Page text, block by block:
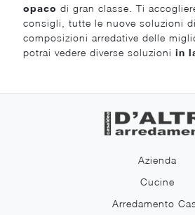
opaco di gran classe. Ti
consigli, tutte le nuove soluzioni
composizioni arredative delle
potrai vedere diverse soluzioniin
Azienda
Cucine
Arredamento